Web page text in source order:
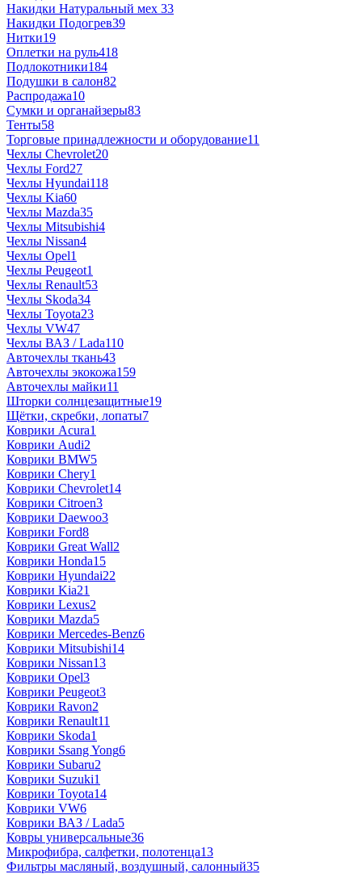
Накидки Натуральный мех 33
Накидки Подогрев39
Нитки19
Оплетки на руль418
Подлокотники184
Подушки в салон82
Распродажа10
Сумки и органайзеры83
Тенты58
Торговые принадлежности и оборудование11
Чехлы Chevrolet20
Чехлы Ford27
Чехлы Hyundai118
Чехлы Kia60
Чехлы Mazda35
Чехлы Mitsubishi4
Чехлы Nissan4
Чехлы Opel1
Чехлы Peugeot1
Чехлы Renault53
Чехлы Skoda34
Чехлы Toyota23
Чехлы VW47
Чехлы ВАЗ / Lada110
Авточехлы ткань43
Авточехлы экокожа159
Авточехлы майки11
Шторки солнцезащитные19
Щётки, скребки, лопаты7
Коврики Acura1
Коврики Audi2
Коврики BMW5
Коврики Chery1
Коврики Chevrolet14
Коврики Citroen3
Коврики Daewoo3
Коврики Ford8
Коврики Great Wall2
Коврики Honda15
Коврики Hyundai22
Коврики Kia21
Коврики Lexus2
Коврики Mazda5
Коврики Mercedes-Benz6
Коврики Mitsubishi14
Коврики Nissan13
Коврики Opel3
Коврики Peugeot3
Коврики Ravon2
Коврики Renault11
Коврики Skoda1
Коврики Ssang Yong6
Коврики Subaru2
Коврики Suzuki1
Коврики Toyota14
Коврики VW6
Коврики ВАЗ / Lada5
Ковры универсальные36
Микрофибра, салфетки, полотенца13
Фильтры масляный, воздушный, салонный35